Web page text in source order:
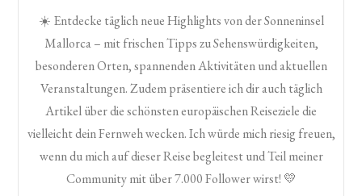
☀️ Entdecke täglich neue Highlights von der Sonneninsel
Mallorca – mit frischen Tipps zu Sehenswürdigkeiten,
besonderen Orten, spannenden Aktivitäten und aktuellen
Veranstaltungen. Zudem präsentiere ich dir auch täglich
Artikel über die schönsten europäischen Reiseziele die
vielleicht dein Fernweh wecken. Ich würde mich riesig freuen,
wenn du mich auf dieser Reise begleitest und Teil meiner
Community mit über 7.000 Follower wirst! 💛